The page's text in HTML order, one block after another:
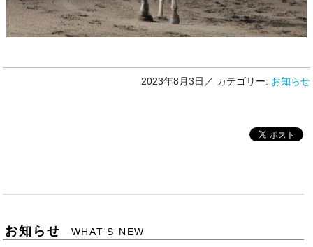
2023年8月3日／ カテゴリー: お知らせ
お知らせ WHAT'S NEW